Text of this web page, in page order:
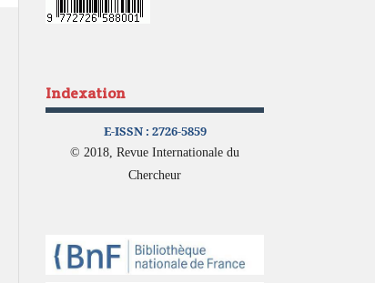
Indexation
E-ISSN : 2726-5859
© 2018, Revue Internationale du
Chercheur